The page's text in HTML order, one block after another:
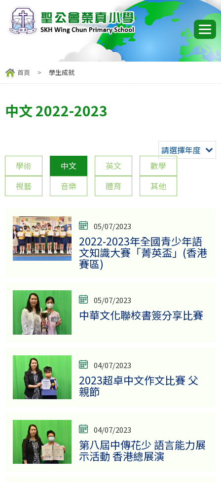
首頁 > 學生成就
中文 2022-2023
請選擇年度
學術
中文 英文
數學
視藝
音樂 體育 其他
05/07/2023
2022-2023年全國青少年語
文知識大賽「菁英盃」(香港
賽區)
05/07/2023
中華文化聯校書簽分享比賽
04/07/2023
2023超卓中文作文比賽 父
親節
04/07/2023
第八屆中傳花少 語言能力展
示活動 香港總展演